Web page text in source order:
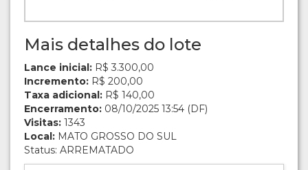
Mais detalhes do lote
Lance inicial: R$ 3.300,00
Incremento: R$ 200,00
Taxa adicional: R$ 140,00
Encerramento: 08/10/2025 13:54 (DF)
Visitas: 1343
Local: MATO GROSSO DO SUL
Status: ARREMATADO